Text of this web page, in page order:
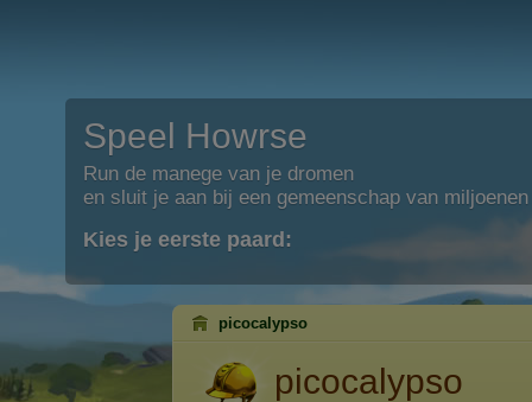
Speel Howrse
Run de manege van je dromen
en sluit je aan bij een gemeenschap van
Kies je eerste paard:
picocalypso
picocalypso